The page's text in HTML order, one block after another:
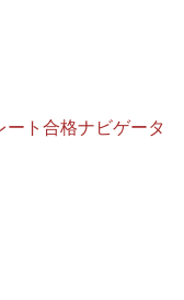
ト合格ナビゲータ